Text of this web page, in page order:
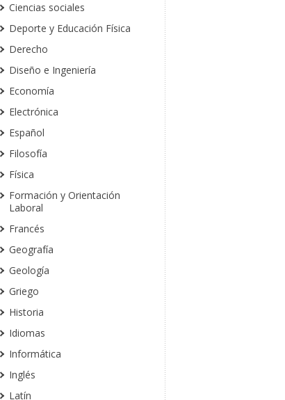
Ciencias sociales
Deporte y Educación Física
Derecho
Diseño e Ingeniería
Economía
Electrónica
Español
Filosofía
Física
Formación y Orientación
Laboral
Francés
Geografía
Geología
Griego
Historia
Idiomas
Informática
Inglés
Latín